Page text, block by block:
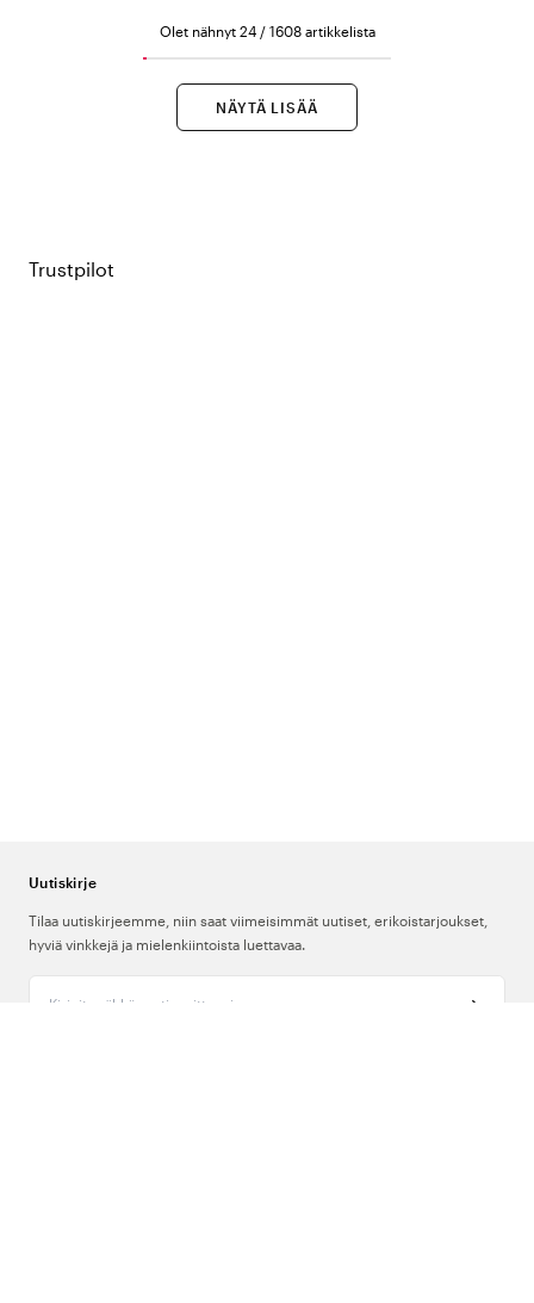
Olet nähnyt 24 / 1608 artikkelista
NÄYTÄ LISÄÄ
Trustpilot
Uutiskirje
Tilaa uutiskirjeemme, niin saat viimeisimmät uutiset, erikoistarjoukset,
hyviä vinkkejä ja mielenkiintoista luettavaa.